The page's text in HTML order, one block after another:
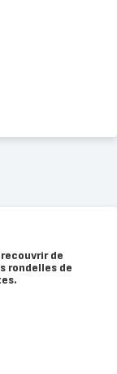
de
rondelles de